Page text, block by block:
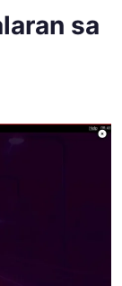
sa